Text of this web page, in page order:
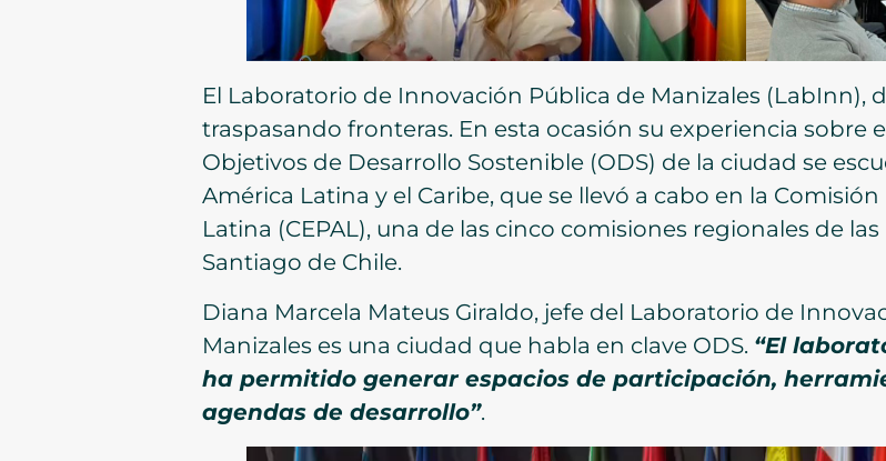
El Laboratorio de Innovación Pública de Manizales (LabInn),
traspasando fronteras. En esta ocasión su experiencia sobre
Objetivos de Desarrollo Sostenible (ODS) de la ciudad se
América Latina y el Caribe, que se llevó a cabo en la
Latina (CEPAL), una de las cinco comisiones regionales de
Santiago de Chile.
Diana Marcela Mateus Giraldo, jefe del Laboratorio de
Manizales es una ciudad que habla en clave ODS. “El
ha permitido generar espacios de participación,
agendas de desarrollo”.